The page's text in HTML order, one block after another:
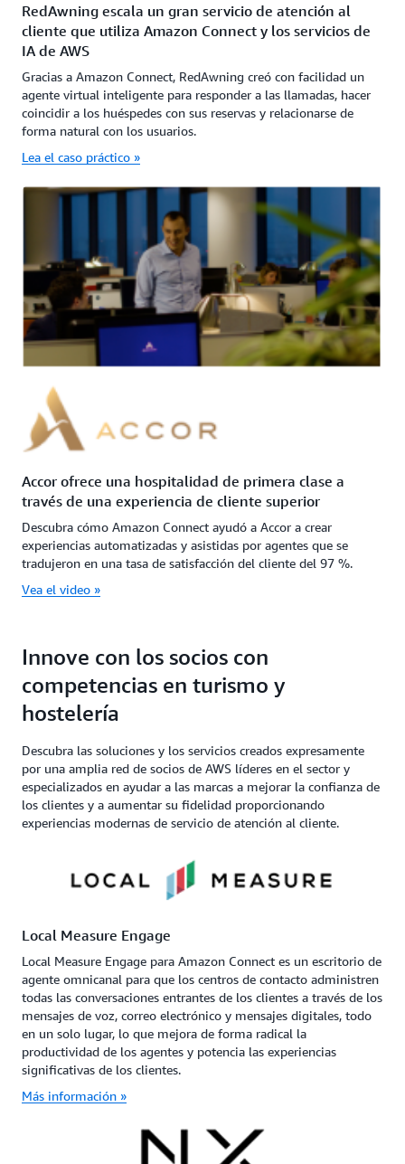
RedAwning escala un gran servicio de atención al
cliente que utiliza Amazon Connect y los servicios de
IA de AWS
Gracias a Amazon Connect, RedAwning creó con facilidad un
agente virtual inteligente para responder a las llamadas, hacer
coincidir a los huéspedes con sus reservas y relacionarse de
forma natural con los usuarios.
Lea el caso práctico »
Accor ofrece una hospitalidad de primera clase a
través de una experiencia de cliente superior
Descubra cómo Amazon Connect ayudó a Accor a crear
experiencias automatizadas y asistidas por agentes que se
tradujeron en una tasa de satisfacción del cliente del 97 %.
Vea el video »
Innove con los socios con
competencias en turismo y
hostelería
Descubra las soluciones y los servicios creados expresamente
por una amplia red de socios de AWS líderes en el sector y
especializados en ayudar a las marcas a mejorar la confianza de
los clientes y a aumentar su fidelidad proporcionando
experiencias modernas de servicio de atención al cliente.
Local Measure Engage
Local Measure Engage para Amazon Connect es un escritorio de
agente omnicanal para que los centros de contacto administren
todas las conversaciones entrantes de los clientes a través de los
mensajes de voz, correo electrónico y mensajes digitales, todo
en un solo lugar, lo que mejora de forma radical la
productividad de los agentes y potencia las experiencias
significativas de los clientes.
Más información »